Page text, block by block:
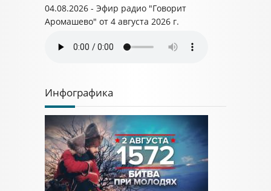
04.08.2026 - Эфир радио "Говорит
Аромашево" от 4 августа 2026 г.
Инфографика